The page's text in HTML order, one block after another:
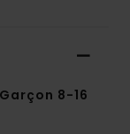
8-16